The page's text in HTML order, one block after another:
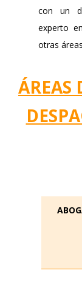
con un
experto en
otras
ÁREAS